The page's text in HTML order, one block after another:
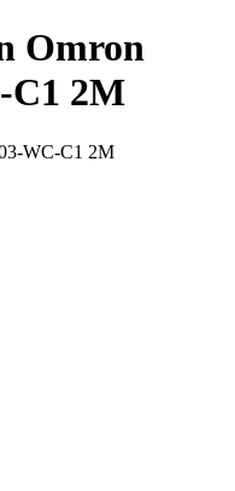
Omron
C1 2M
WC-C1 2M